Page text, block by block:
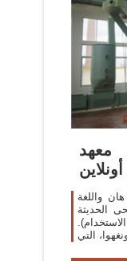
معهد
واللغة
الحديثة
التي